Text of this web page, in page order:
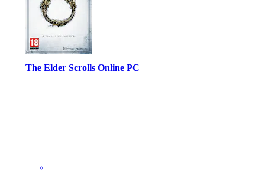
The Elder Scrolls Online PC